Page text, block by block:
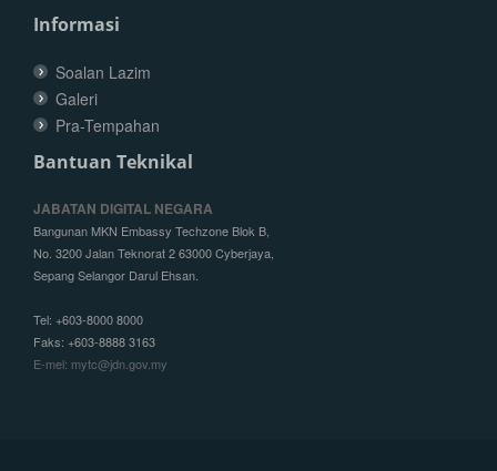
Informasi
Soalan Lazim
Galeri
Pra-Tempahan
Bantuan Teknikal
JABATAN DIGITAL NEGARA
Bangunan MKN Embassy Techzone Blok B,
No. 3200 Jalan Teknorat 2 63000 Cyberjaya,
Sepang Selangor Darul Ehsan.
Tel: +603-8000 8000
Faks: +603-8888 3163
E-mel: mytc@jdn.gov.my